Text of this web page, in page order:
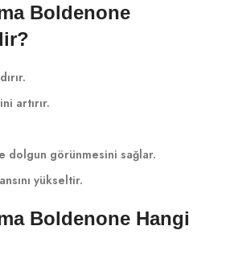
Boldenone
artırır.
dolgun görünmesini sağlar.
yükseltir.
Boldenone Hangi